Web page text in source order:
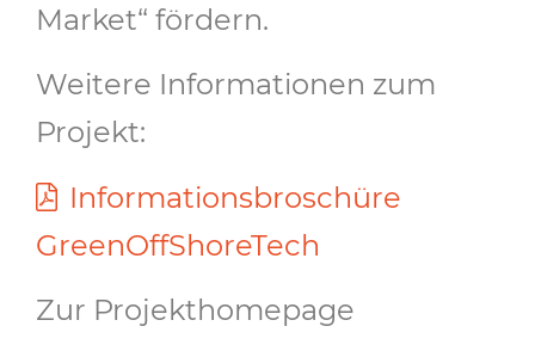
Market“ fördern.
Weitere Informationen zum
Projekt:
Informationsbroschüre
GreenOffShoreTech
Zur Projekthomepage